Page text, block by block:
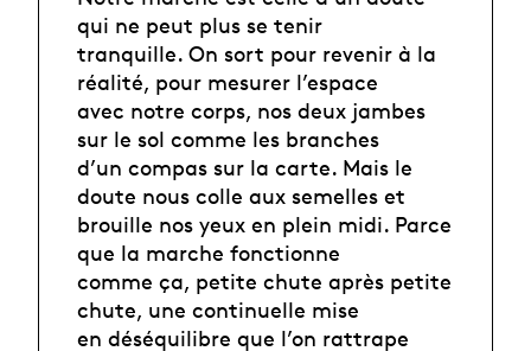
qui ne peut plus se tenir
tranquille. On sort pour revenir à la
réalité, pour mesurer l’espace
avec notre corps, nos deux jambes
sur le sol comme les branches
d’un compas sur la carte. Mais le
doute nous colle aux semelles et
brouille nos yeux en plein midi. Parce
que la marche fonctionne
comme ça, petite chute après petite
chute, une continuelle mise
en déséquilibre que l’on rattrape